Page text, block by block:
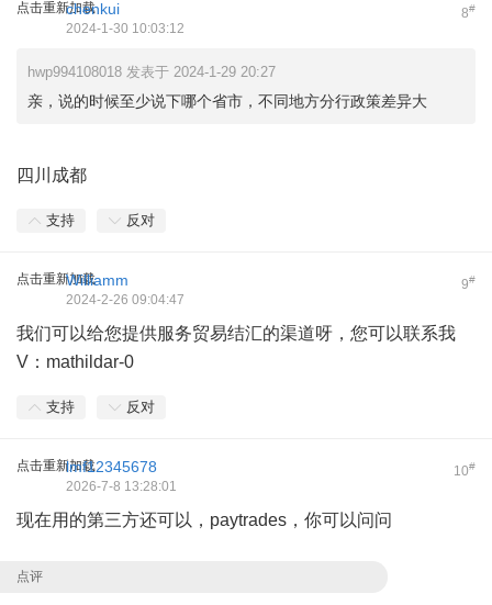
点击重新加载 8#
chenkui
2024-1-30 10:03:12
hwp994108018 发表于 2024-1-29 20:27
亲，说的时候至少说下哪个省市，不同地方分行政策差异大
四川成都
支持 反对
点击重新加载 9#
Williamm
2024-2-26 09:04:47
我们可以给您提供服务贸易结汇的渠道呀，您可以联系我
V：mathildar-0
支持 反对
点击重新加载 10#
lmf12345678
2026-7-8 13:28:01
现在用的第三方还可以，paytrades，你可以问问
点评